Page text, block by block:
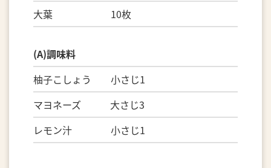
大葉 10枚
(A)調味料
柚子こしょう 小さじ1
マヨネーズ 大さじ3
レモン汁 小さじ1